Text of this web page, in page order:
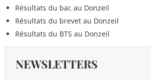
Résultats du bac au Donzeil
Résultats du brevet au Donzeil
Résultats du BTS au Donzeil
NEWSLETTERS